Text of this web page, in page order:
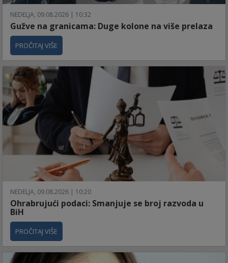
NEDELJA, 09.08.2026 | 10:32
Gužve na granicama: Duge kolone na više prelaza
PROČITAJ VIŠE
NEDELJA, 09.08.2026 | 10:20
Ohrabrujući podaci: Smanjuje se broj razvoda u
BiH
PROČITAJ VIŠE